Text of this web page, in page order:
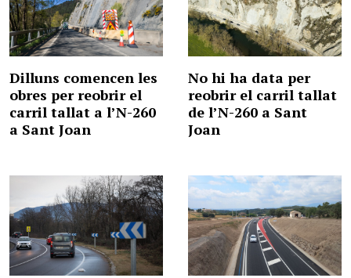
Dilluns comencen les
obres per reobrir el
carril tallat a l’N-260
a Sant Joan
No hi ha data per
reobrir el carril tallat
de l’N-260 a Sant
Joan